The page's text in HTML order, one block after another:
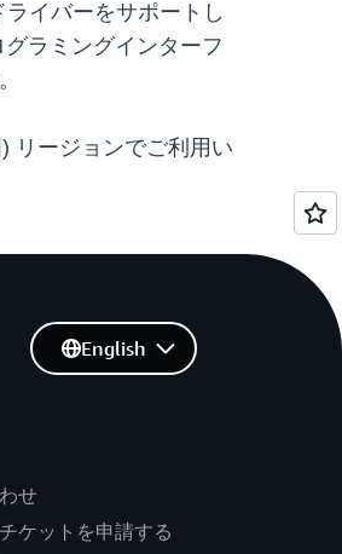
イバーをサポートし
ラミングインターフ
リージョンでご利用い
せ
ケットを申請する
English